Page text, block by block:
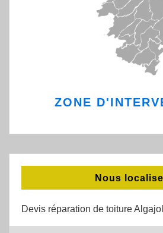
ZONE
Nous
Devis réparation de toiture